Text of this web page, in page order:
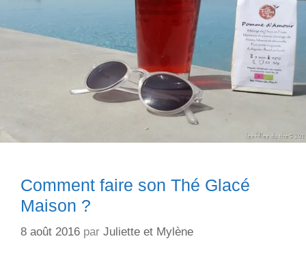
Comment faire son Thé Glacé
Maison ?
8 août 2016 par Juliette et Mylène